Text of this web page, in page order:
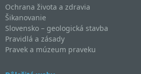
Ochrana života a zdravia
Šikanovanie
Slovensko – geologická stavba
Pravidlá a zásady
Pravek a múzeum praveku